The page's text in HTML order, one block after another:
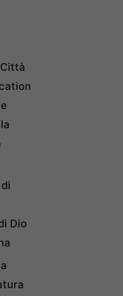
Dio